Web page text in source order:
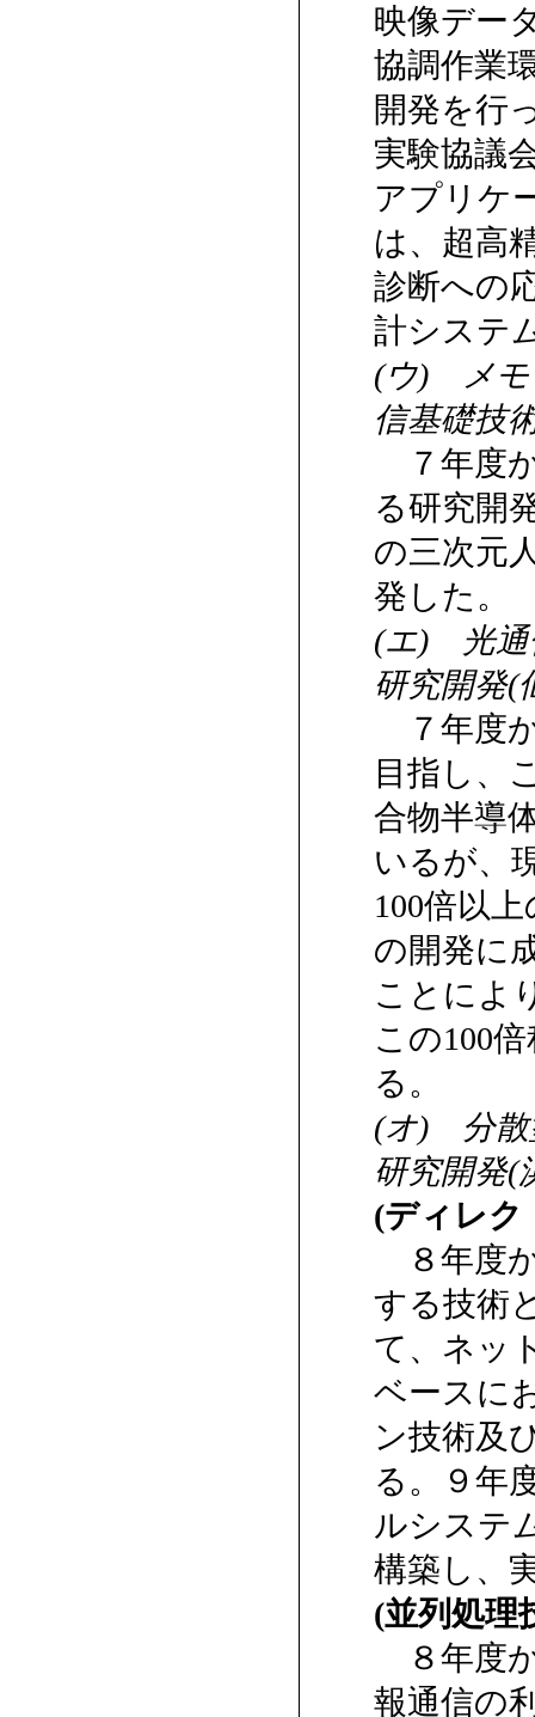
映像デー
協調作業
開発を行
実験協議
アプリケ
は、超高
診断への
計システ
(ウ) メモ
信基礎技
７年度
る研究開
の三次元
発した。
(エ) 光通
研究開発(
７年度
目指し、
合物半導
いるが、
100倍以
の開発に
ことによ
この100
る。
(オ) 分散
研究開発(
(ディレク
８年度
する技術
て、ネッ
ベースに
ン技術及
る。９年
ルシステ
構築し、
(並列処理
８年度
報通信の